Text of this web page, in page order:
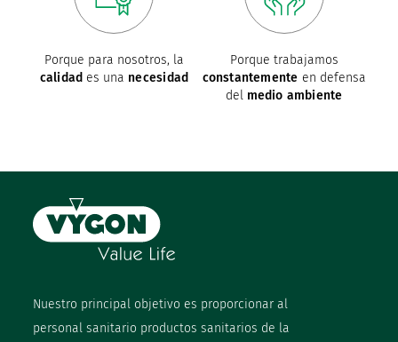
Porque para nosotros, la
calidad es una necesidad
Porque trabajamos
constantemente en defensa
del medio ambiente
Nuestro principal objetivo es proporcionar al
personal sanitario productos sanitarios de la